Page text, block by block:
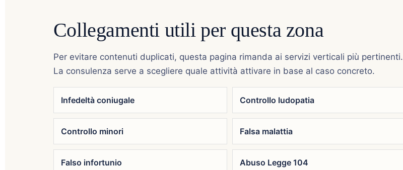
Collegamenti utili per questa zona
Per evitare contenuti duplicati, questa pagina rimanda ai servizi verticali più pertinenti.
La consulenza serve a scegliere quale attività attivare in base al caso concreto.
Infedeltà coniugale Controllo ludopatia
Controllo minori Falsa malattia
Falso infortunio Abuso Legge 104